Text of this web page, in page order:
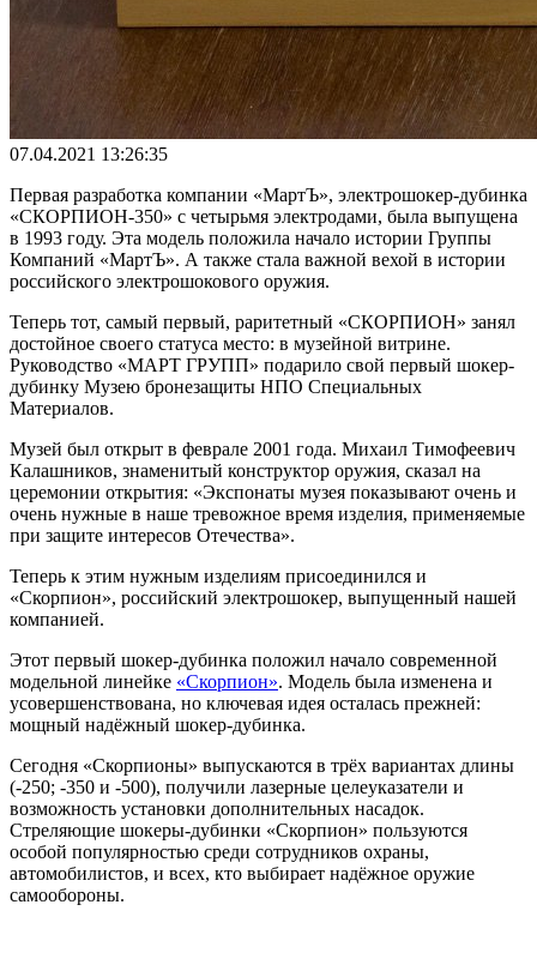
07.04.2021 13:26:35
Первая разработка компании «МартЪ», электрошокер-дубинка
«СКОРПИОН-350» с четырьмя электродами, была выпущена
в 1993 году. Эта модель положила начало истории Группы
Компаний «МартЪ». А также стала важной вехой в истории
российского электрошокового оружия.
Теперь тот, самый первый, раритетный «СКОРПИОН» занял
достойное своего статуса место: в музейной витрине.
Руководство «МАРТ ГРУПП» подарило свой первый шокер-
дубинку Музею бронезащиты НПО Специальных
Материалов.
Музей был открыт в феврале 2001 года. Михаил Тимофеевич
Калашников, знаменитый конструктор оружия, сказал на
церемонии открытия: «Экспонаты музея показывают очень и
очень нужные в наше тревожное время изделия, применяемые
при защите интересов Отечества».
Теперь к этим нужным изделиям присоединился и
«Скорпион», российский электрошокер, выпущенный нашей
компанией.
Этот первый шокер-дубинка положил начало современной
модельной линейке «Скорпион». Модель была изменена и
усовершенствована, но ключевая идея осталась прежней:
мощный надёжный шокер-дубинка.
Сегодня «Скорпионы» выпускаются в трёх вариантах длины
(-250; -350 и -500), получили лазерные целеуказатели и
возможность установки дополнительных насадок.
Стреляющие шокеры-дубинки «Скорпион» пользуются
особой популярностью среди сотрудников охраны,
автомобилистов, и всех, кто выбирает надёжное оружие
самообороны.